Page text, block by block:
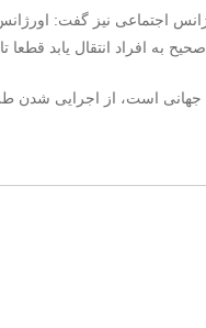
اجتماعی نیز گفت:
افراد انتقال یابد قطعا